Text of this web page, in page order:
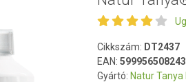
Cikkszám: DT2437
EAN:
Gyártó: Natur Tanya